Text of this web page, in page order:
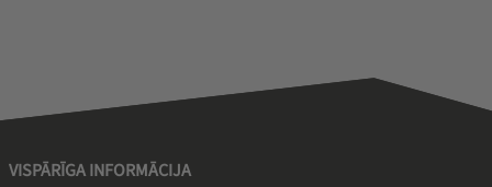
VISPĀRĪGA INFORMĀCIJA